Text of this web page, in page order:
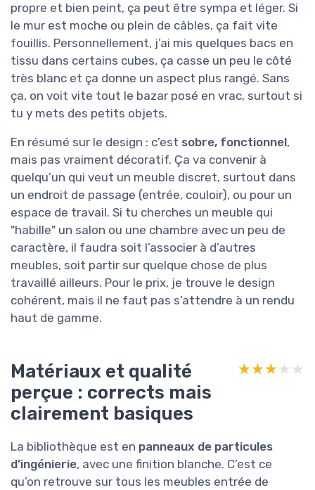
propre et bien peint, ça peut être sympa et léger. Si
le mur est moche ou plein de câbles, ça fait vite
fouillis. Personnellement, j’ai mis quelques bacs en
tissu dans certains cubes, ça casse un peu le côté
très blanc et ça donne un aspect plus rangé. Sans
ça, on voit vite tout le bazar posé en vrac, surtout si
tu y mets des petits objets.
En résumé sur le design : c’est sobre, fonctionnel,
mais pas vraiment décoratif. Ça va convenir à
quelqu’un qui veut un meuble discret, surtout dans
un endroit de passage (entrée, couloir), ou pour un
espace de travail. Si tu cherches un meuble qui
"habille" un salon ou une chambre avec un peu de
caractère, il faudra soit l’associer à d’autres
meubles, soit partir sur quelque chose de plus
travaillé ailleurs. Pour le prix, je trouve le design
cohérent, mais il ne faut pas s’attendre à un rendu
haut de gamme.
Matériaux et qualité
perçue : corrects mais
clairement basiques
★★★★★
★★★★★
La bibliothèque est en panneaux de particules
d’ingénierie, avec une finition blanche. C’est ce
qu’on retrouve sur tous les meubles entrée de